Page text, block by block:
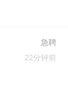
急聘
22分钟前